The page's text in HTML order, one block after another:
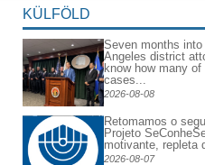
KÜLFÖLD
Seven months into
Angeles district
know how many
cases...
2026-08-08
Retomamos o
Projeto
motivante, repleta
2026-08-07